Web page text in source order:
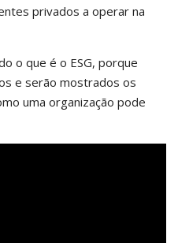
privados a operar na
o que é o ESG, porque
e serão mostrados os
uma organização pode